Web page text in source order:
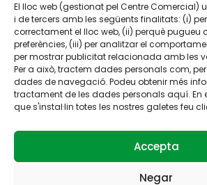
El lloc web (gestionat pel Centre Comercial)
i de tercers amb les següents finalitats: (i)
correctament el lloc web, (ii) perquè pugueu
preferències, (iii) per analitzar el
per mostrar publicitat relacionada amb les
Per a això, tractem dades personals com,
dades de navegació. Podeu obtenir més
tractament de les dades personals aquí. En
que s'instal·lin totes les nostres galetes feu
Accepta
Negar
Gestionat per: